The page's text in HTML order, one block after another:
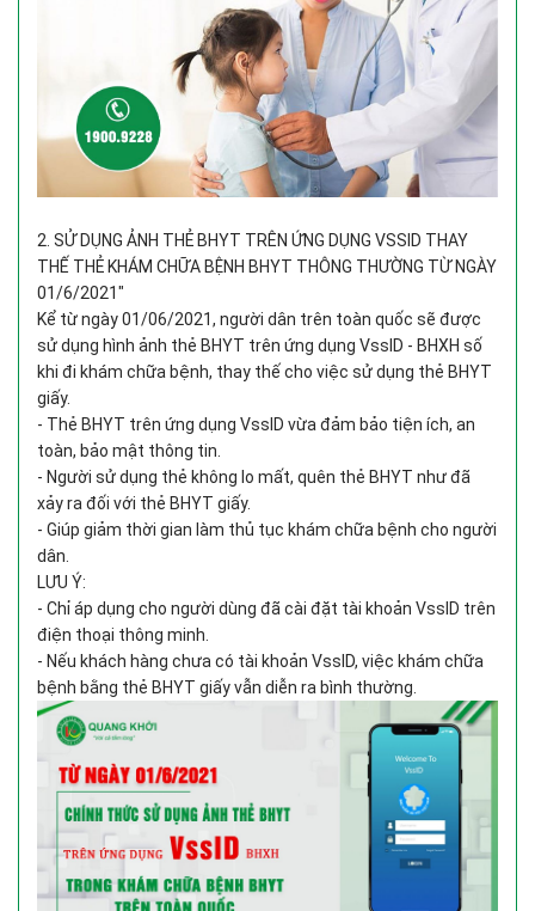
2. SỬ DỤNG ẢNH THẺ BHYT TRÊN ỨNG DỤNG VSSID THAY
THẾ THẺ KHÁM CHỮA BỆNH BHYT THÔNG THƯỜNG TỪ NGÀY
01/6/2021"
Kể từ ngày 01/06/2021, người dân trên toàn quốc sẽ được
sử dụng hình ảnh thẻ BHYT trên ứng dụng VssID - BHXH số
khi đi khám chữa bệnh, thay thế cho việc sử dụng thẻ BHYT
giấy.
- Thẻ BHYT trên ứng dụng VssID vừa đảm bảo tiện ích, an
toàn, bảo mật thông tin.
- Người sử dụng thẻ không lo mất, quên thẻ BHYT như đã
xảy ra đối với thẻ BHYT giấy.
- Giúp giảm thời gian làm thủ tục khám chữa bệnh cho người
dân.
LƯU Ý:
- Chỉ áp dụng cho người dùng đã cài đặt tài khoản VssID trên
điện thoại thông minh.
- Nếu khách hàng chưa có tài khoản VssID, việc khám chữa
bệnh bằng thẻ BHYT giấy vẫn diễn ra bình thường.